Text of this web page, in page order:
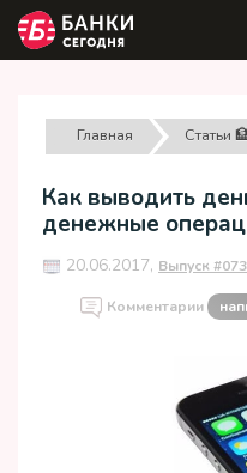
Главная Статьи
Как выводить
денежные
20.06.2017, Выпуск #073
Комментарии